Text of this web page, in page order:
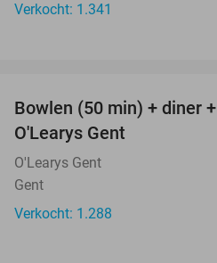
Verkocht: 1.341
Bowlen (50 min) + diner
O'Learys Gent
O'Learys Gent
Gent
Verkocht: 1.288